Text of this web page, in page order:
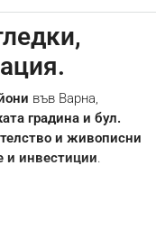
във Варна,
градина и бул.
и живописни
и инвестиции.
и Елена" и "Златни